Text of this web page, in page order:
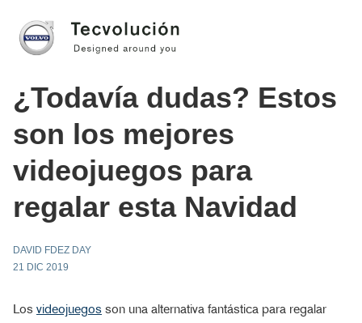
¿Todavía dudas? Estos
son los mejores
videojuegos para
regalar esta Navidad
DAVID FDEZ DAY
21 DIC 2019
Los videojuegos son una alternativa fantástica para regalar